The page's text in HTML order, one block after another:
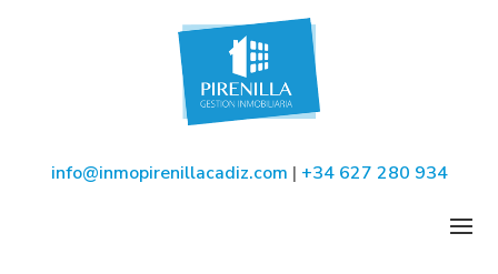
info@inmopirenillacadiz.com | +34 627 280 934